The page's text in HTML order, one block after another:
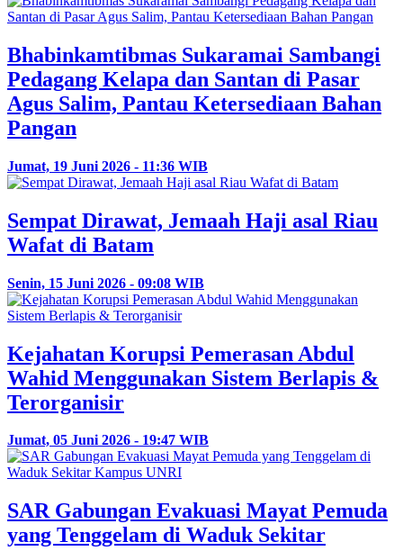
Bhabinkamtibmas Sukaramai Sambangi
Pedagang Kelapa dan Santan di Pasar
Agus Salim, Pantau Ketersediaan Bahan
Pangan
Jumat, 19 Juni 2026 - 11:36 WIB
Sempat Dirawat, Jemaah Haji asal Riau
Wafat di Batam
Senin, 15 Juni 2026 - 09:08 WIB
Kejahatan Korupsi Pemerasan Abdul
Wahid Menggunakan Sistem Berlapis &
Terorganisir
Jumat, 05 Juni 2026 - 19:47 WIB
SAR Gabungan Evakuasi Mayat Pemuda
yang Tenggelam di Waduk Sekitar